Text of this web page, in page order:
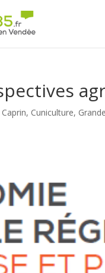
Caprin, Cuniculture,